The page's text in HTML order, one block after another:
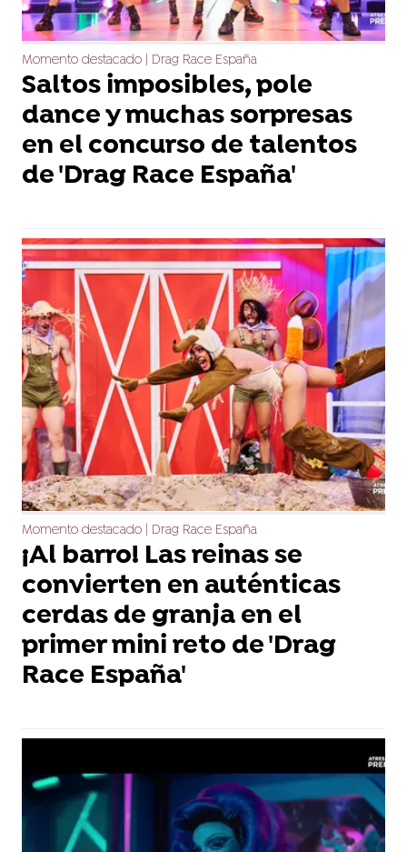
Momento destacado | Drag Race España
Saltos imposibles, pole
dance y muchas sorpresas
en el concurso de talentos
de 'Drag Race España'
Momento destacado | Drag Race España
¡Al barro! Las reinas se
convierten en auténticas
cerdas de granja en el
primer mini reto de 'Drag
Race España'